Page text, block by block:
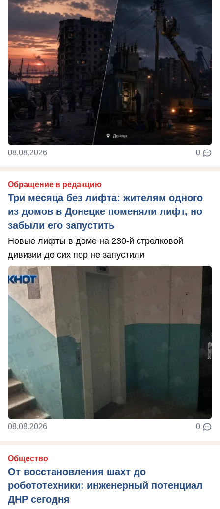
08.08.2026 0
Обращение в редакцию
Три месяца без лифта: жителям одного
из домов в Донецке поменяли лифт, но
забыли его запустить
Новые лифты в доме на 230-й стрелковой
дивизии до сих пор не запустили
08.08.2026 0
Общество
От восстановления шахт до
робототехники: инженерный потенциал
ДНР сегодня